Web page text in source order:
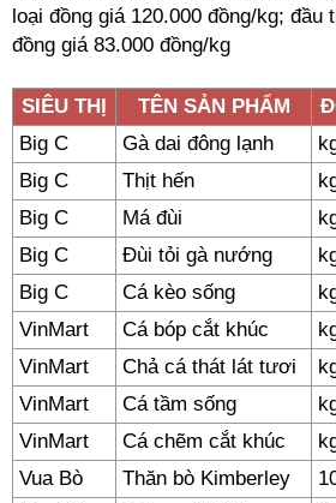
loại đồng giá 120.000 đồng/kg; đầu
đồng giá 83.000 đồng/kg
SIÊU THỊ TÊN SẢN PHẨM
Big C
Gà dai đông lạnh
Big C
Thịt hến
Big C
Má đùi
Big C
Đùi tỏi gà nướng
Big C
Cá kèo sống
VinMart
Cá bóp cắt khúc
VinMart
Chả cá thát lát tươi
VinMart
Cá tầm sống
VinMart
Cá chẽm cắt khúc
Vua Bò
Thăn bò Kimberley